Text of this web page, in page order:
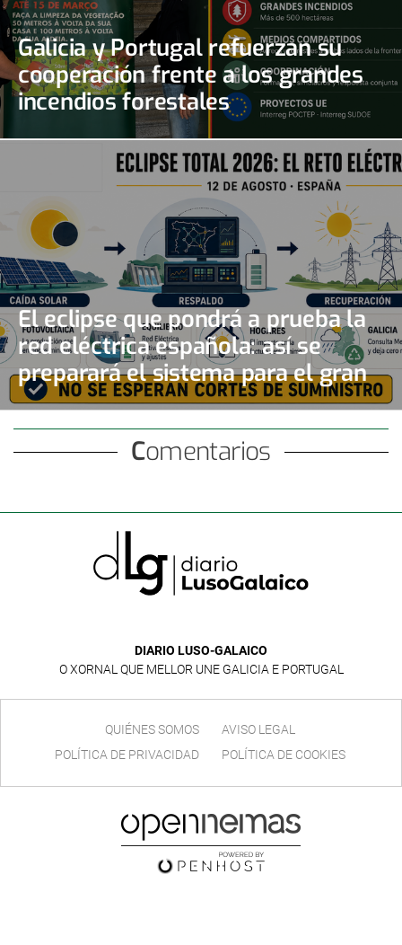
Galicia y Portugal refuerzan su
cooperación frente a los grandes
incendios forestales
El eclipse que pondrá a prueba la
red eléctrica española: así se
preparará el sistema para el gran
apagón solar
Comentarios
DIARIO LUSO-GALAICO
O XORNAL QUE MELLOR UNE GALICIA E PORTUGAL
QUIÉNES SOMOS
AVISO LEGAL
POLÍTICA DE PRIVACIDAD
POLÍTICA DE COOKIES